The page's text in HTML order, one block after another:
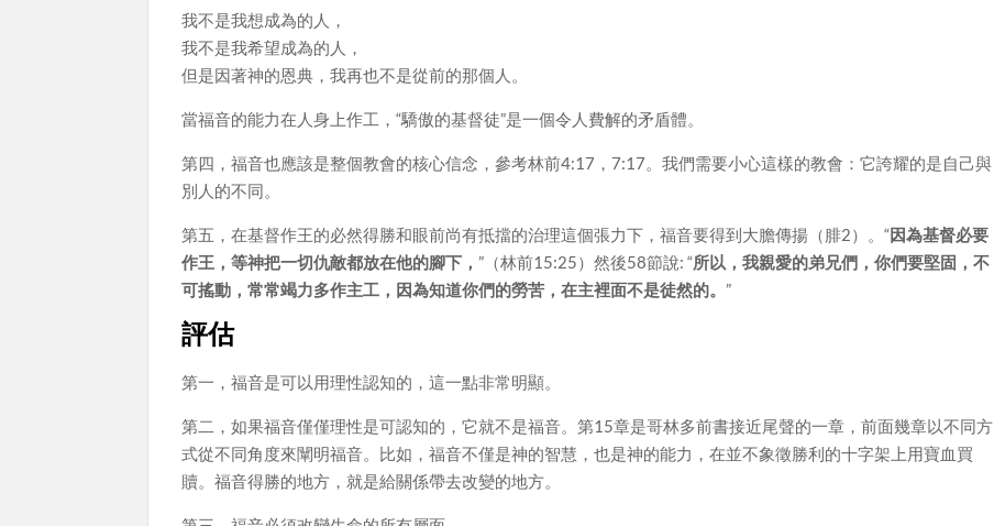
我不是我想成為的人，
我不是我希望成為的人，
但是因著神的恩典，我再也不是從前的那個人。
當福音的能力在人身上作工，“驕傲的基督徒”是一個令人費解的矛盾體。
第四，福音也應該是整個教會的核心信念，參考林前4:17，7:17。我們需要小心這樣的教會：它誇耀的是自己與
別人的不同。
第五，在基督作王的必然得勝和眼前尚有抵擋的治理這個張力下，福音要得到大膽傳揚（腓2）。“因為基督必要
作王，等神把一切仇敵都放在他的腳下， ”（林前15:25）然後58節說: “所以，我親愛的弟兄們，你們要堅固，不
可搖動，常常竭力多作主工，因為知道你們的勞苦，在主裡面不是徒然的。 ”
評估
第一，福音是可以用理性認知的，這一點非常明顯。
第二，如果福音僅僅理性是可認知的，它就不是福音。第15章是哥林多前書接近尾聲的一章，前面幾章以不同方
式從不同角度來闡明福音。比如，福音不僅是神的智慧，也是神的能力，在並不象徵勝利的十字架上用寶血買
贖。福音得勝的地方，就是給關係帶去改變的地方。